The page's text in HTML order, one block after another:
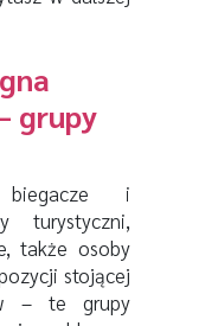
grupy
biegacze i
turystyczni,
także osoby
stojącej
– te grupy